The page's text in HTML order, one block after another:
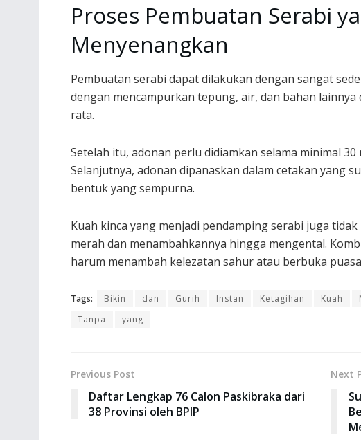
Proses Pembuatan Serabi
Menyenangkan
Pembuatan serabi dapat dilakukan dengan sangat
dengan mencampurkan tepung, air, dan bahan
rata.
Setelah itu, adonan perlu didiamkan selama minimal
Selanjutnya, adonan dipanaskan dalam cetakan yang
bentuk yang sempurna.
Kuah kinca yang menjadi pendamping serabi juga
merah dan menambahkannya hingga mengental.
harum menambah kelezatan sahur atau berbuka
Tags: Bikin dan Gurih Instan Ketagihan Kuah
Tanpa
yang
Previous Post
Daftar Lengkap 76 Calon Paskibraka dari
38 Provinsi oleh BPIP
Next